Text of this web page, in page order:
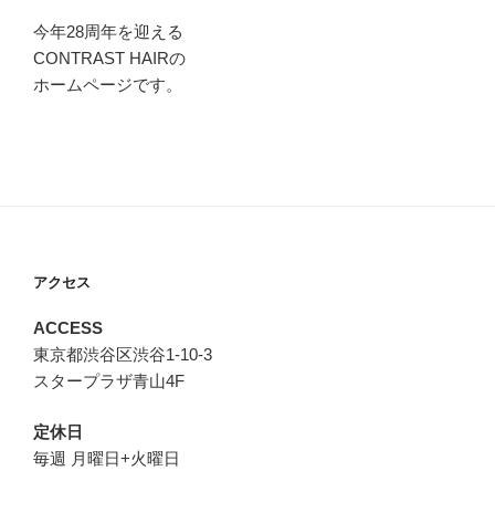
今年28周年を迎える
CONTRAST HAIRの
ホームページです。
アクセス
ACCESS
東京都渋谷区渋谷1-10-3
スタープラザ青山4F
定休日
毎週 月曜日+火曜日